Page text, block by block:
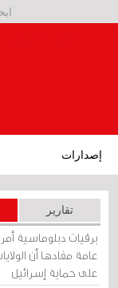
إصدارات
تقارير
برقيات دبلوماسية
عامة مفادها أن
على حماية إسرائيل